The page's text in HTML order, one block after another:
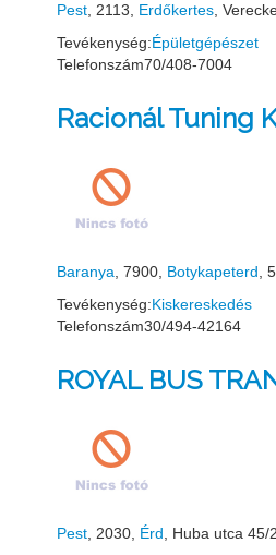
Pest, 2113, Erdőkertes,
Tevékenység:Épületgépészet
Telefonszám70/408-7004
Racionál Tuning
Baranya, 7900, Botykapeterd,
Tevékenység:Kiskereskedés
Telefonszám30/494-42164
ROYAL BUS
Pest, 2030, Érd, Huba utca 45/